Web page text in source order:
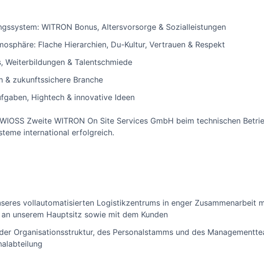
WITRON Bonus, Altersvorsorge & Sozialleistungen
Flache Hierarchien, Du-Kultur, Vertrauen & Respekt
Weiterbildungen & Talentschmiede
& zukunftssichere Branche
Hightech & innovative Ideen
Zweite WITRON On Site Services GmbH beim technischen
international erfolgreich.
vollautomatisierten Logistikzentrums in enger Zusammenarbeit
unserem Hauptsitz sowie mit dem Kunden
Organisationsstruktur, des Personalstamms und des